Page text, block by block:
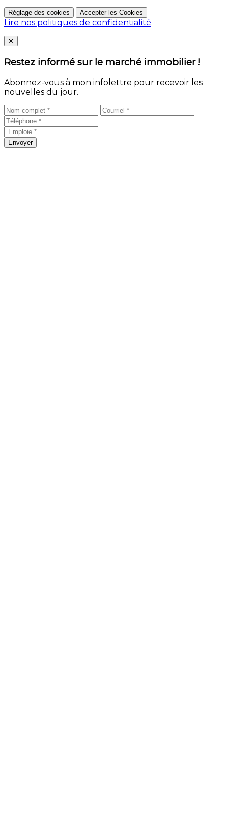
Réglage des cookies Accepter les Cookies
Lire nos politiques de confidentialité
Close
✕
Restez informé sur le marché immobilier !
Abonnez-vous à mon infolettre pour recevoir les
nouvelles du jour.
Envoyer